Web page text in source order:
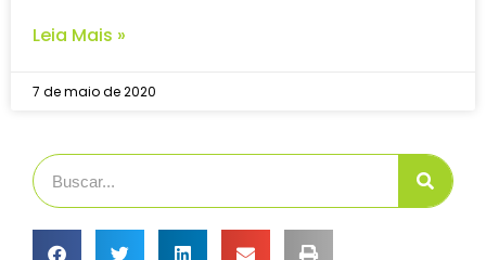
Leia Mais »
7 de maio de 2020